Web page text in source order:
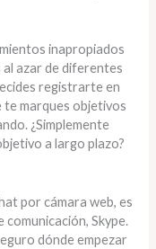
inapropiados
azar de diferentes
registrarte en
te marques objetivos
¿Simplemente
a largo plazo?
por cámara web, es
comunicación, Skype.
dónde empezar